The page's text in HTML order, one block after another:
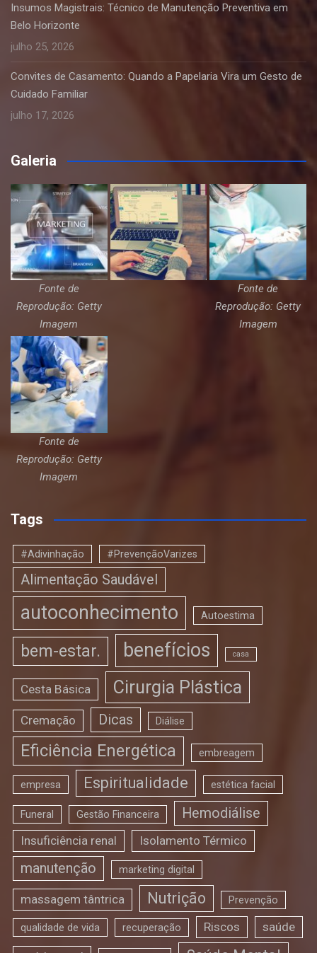
Insumos Magistrais: Técnico de Manutenção Preventiva em
Belo Horizonte
julho 25, 2026
Convites de Casamento: Quando a Papelaria Vira um Gesto de
Cuidado Familiar
julho 17, 2026
Galeria
Fonte de
Reprodução: Getty
Imagem
Fonte de
Reprodução: Getty
Imagem
Fonte de
Reprodução: Getty
Imagem
Tags
#Adivinhação #PrevençãoVarizes
Alimentação Saudável
autoconhecimento Autoestima
bem-estar. benefícios casa
Cesta Básica Cirurgia Plástica
Cremação Dicas Diálise
Eficiência Energética embreagem
empresa Espiritualidade estética facial
Funeral Gestão Financeira Hemodiálise
Insuficiência renal Isolamento Térmico
manutenção marketing digital
massagem tântrica Nutrição Prevenção
qualidade de vida recuperação Riscos saúde